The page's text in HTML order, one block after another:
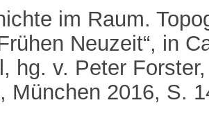
im Raum.
Neuzeit“, in
hg. v. Peter
München 2016, S.